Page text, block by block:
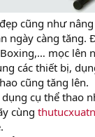
cũng như
ngày càng tăng.
mọc lên
các thiết bị,
cũng tăng lên.
cụ thể thao
cùng